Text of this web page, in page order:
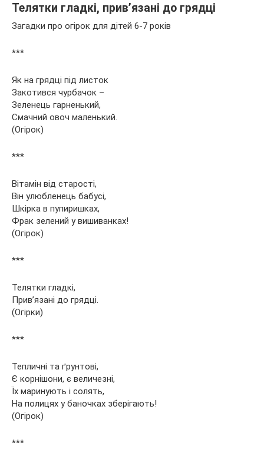
Телятки гладкі, прив’язані до грядці
Загадки про огірок для дітей 6-7 років
***
Як на грядці під листок
Закотився чурбачок –
Зеленець гарненький,
Смачний овоч маленький.
(Огірок)
***
Вітамін від старості,
Він улюбленець бабусі,
Шкірка в пупиришках,
Фрак зелений у вишиванках!
(Огірок)
***
Телятки гладкі,
Прив’язані до грядці.
(Огірки)
***
Тепличні та ґрунтові,
Є корнішони, є величезні,
Їх маринують і солять,
На полицях у баночках зберігають!
(Огірок)
***